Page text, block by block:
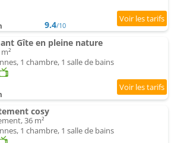
9.4/10
Gîte en pleine nature
1 chambre, 1 salle de bains
cosy
36 m²
1 chambre, 1 salle de bains